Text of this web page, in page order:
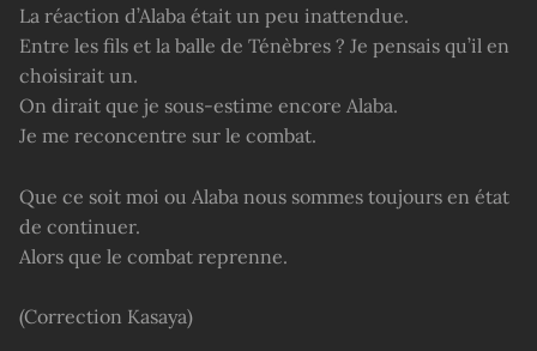
La réaction d’Alaba était un peu inattendue.
Entre les fils et la balle de Ténèbres ? Je pensais qu’il en
choisirait un.
On dirait que je sous-estime encore Alaba.
Je me reconcentre sur le combat.
Que ce soit moi ou Alaba nous sommes toujours en état
de continuer.
Alors que le combat reprenne.
(Correction Kasaya)